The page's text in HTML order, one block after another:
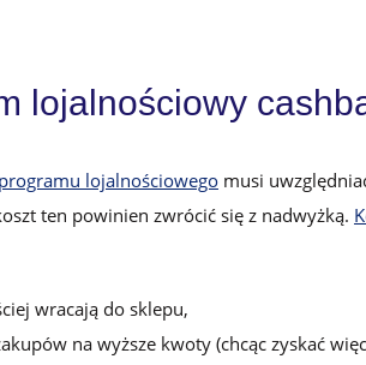
lojalnościowy
lojalnościowego musi
ten powinien zwrócić się z nadwyżką.
wracają do sklepu,
na wyższe kwoty (chcąc zyskać